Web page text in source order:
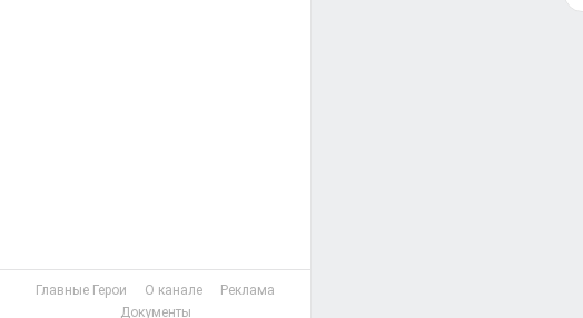
Главные Герои О канале
Реклама
Документы